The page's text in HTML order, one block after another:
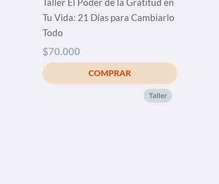
Taller El Poder de la Gratitud en
Tu Vida: 21 Días para Cambiarlo
Todo
$70.000
Taller